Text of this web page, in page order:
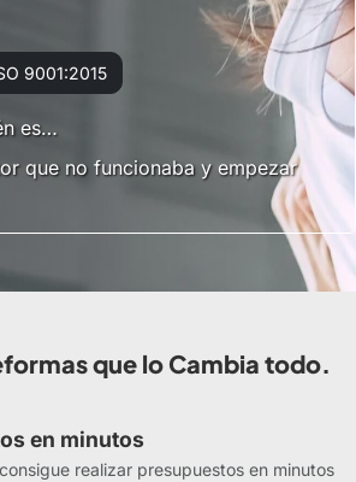
9001:2015
es…
que no funcionaba y empezar
que lo Cambia todo.
en minutos
realizar presupuestos en minutos